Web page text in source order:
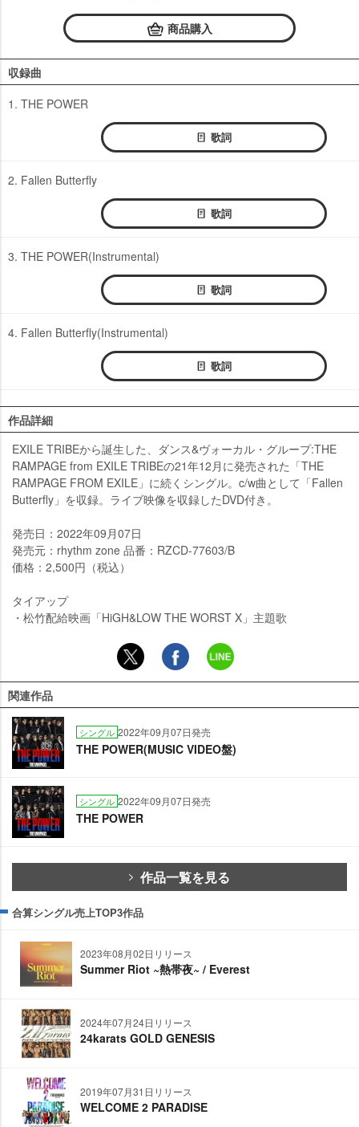
商品購入
収録曲
1. THE POWER
歌詞
2. Fallen Butterfly
歌詞
3. THE POWER(Instrumental)
歌詞
4. Fallen Butterfly(Instrumental)
歌詞
作品詳細
EXILE TRIBEから誕生した、ダンス&ヴォーカル・グループ:THE
RAMPAGE from EXILE TRIBEの21年12月に発売された「THE
RAMPAGE FROM EXILE」に続くシングル。c/w曲として「Fallen
Butterfly」を収録。ライブ映像を収録したDVD付き。
発売日：2022年09月07日
発売元：rhythm zone 品番：RZCD-77603/B
価格：2,500円（税込）
タイアップ
・松竹配給映画「HiGH&LOW THE WORST X」主題歌
関連作品
シングル 2022年09月07日発売
THE POWER(MUSIC VIDEO盤)
シングル 2022年09月07日発売
THE POWER
作品一覧を見る
合算シングル売上TOP3作品
2023年08月02日リリース
Summer Riot ~熱帯夜~ / Everest
2024年07月24日リリース
24karats GOLD GENESIS
2019年07月31日リリース
WELCOME 2 PARADISE